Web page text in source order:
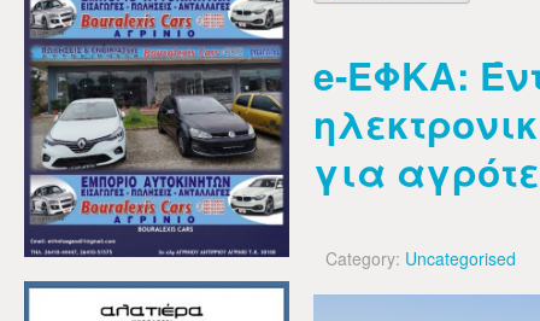
e-ΕΦΚΑ:
για
Category: Uncategorised